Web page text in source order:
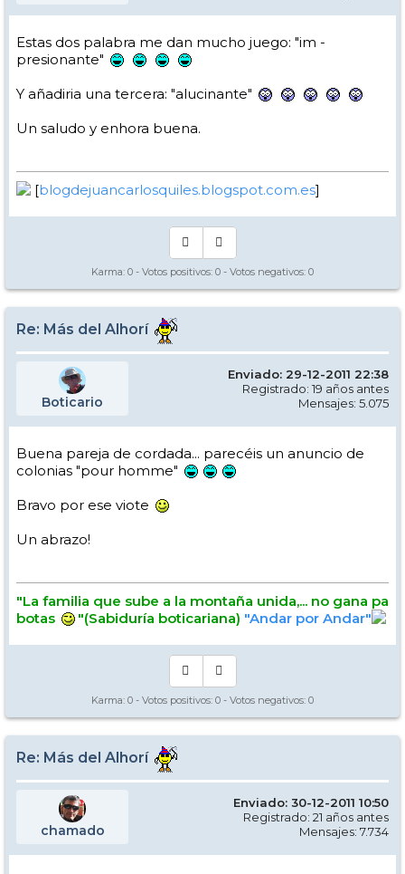
Estas dos palabra me dan mucho juego: "im -
presionante"
Y añadiria una tercera: "alucinante"
Un saludo y enhora buena.
[blogdejuancarlosquiles.blogspot.com.es]
Karma: 0 - Votos positivos: 0 - Votos negativos: 0
Re: Más del Alhorí
Boticario
Enviado: 29-12-2011 22:38
Registrado: 19 años antes
Mensajes: 5.075
Buena pareja de cordada... parecéis un anuncio de
colonias "pour homme"
Bravo por ese viote
Un abrazo!
"La familia que sube a la montaña unida,... no gana pa
botas
"(Sabiduría boticariana) "Andar por Andar"
Karma: 0 - Votos positivos: 0 - Votos negativos: 0
Re: Más del Alhorí
chamado
Enviado: 30-12-2011 10:50
Registrado: 21 años antes
Mensajes: 7.734